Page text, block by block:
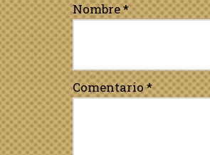
Nombre*
Comentario*